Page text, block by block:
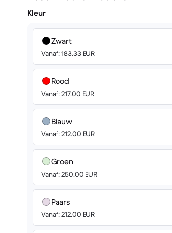
Kleur
Zwart
Vanaf: 183.33 EUR
Rood
Vanaf: 217.00 EUR
Blauw
Vanaf: 212.00 EUR
Groen
Vanaf: 250.00 EUR
Paars
Vanaf: 212.00 EUR